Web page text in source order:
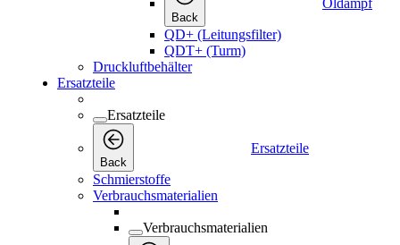
Back
Öldampf
QD+ (Leitungsfilter)
QDT+ (Turm)
Druckluftbehälter
Ersatzteile
Ersatzteile
Back
Ersatzteile
Schmierstoffe
Verbrauchsmaterialien
Verbrauchsmaterialien